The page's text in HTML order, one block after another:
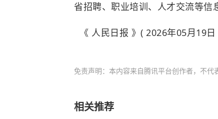
省招聘、职业培训、人才交流等信
《 人民日报 》( 2026年05月19
免责声明：本内容来自腾讯平台创作者，不代
相关推荐